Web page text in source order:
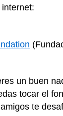
un buen
tocar el
te